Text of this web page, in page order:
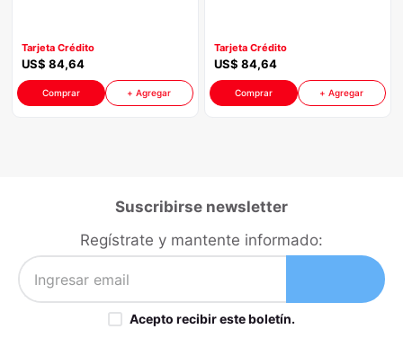
Tarjeta Crédito
US$ 84,64
Comprar + Agregar
Tarjeta Crédito
US$ 84,64
Comprar + Agregar
Suscribirse newsletter
Regístrate y mantente informado:
Acepto recibir este boletín.